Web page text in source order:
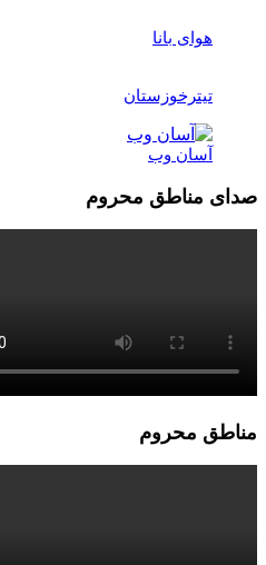
هوای بانا
تیترخوزستان
آسان وب
صدای مناطق محروم
مناطق محروم